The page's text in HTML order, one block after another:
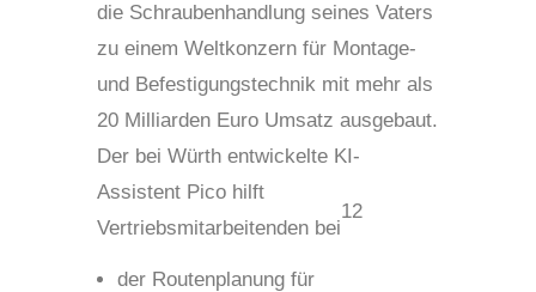
die Schraubenhandlung seines Vaters
zu einem Weltkonzern für Montage-
und Befestigungstechnik mit mehr als
20 Milliarden Euro Umsatz ausgebaut.
Der bei Würth entwickelte KI-
Assistent Pico hilft
Vertriebsmitarbeitenden bei
12
der Routenplanung für